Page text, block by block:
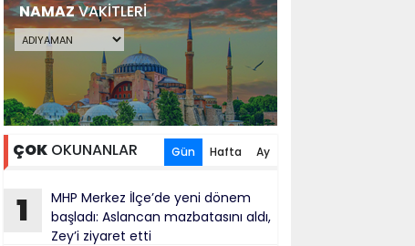
NAMAZVAKİTLERİ
ÇOKOKUNANLAR Gün Hafta Ay
1
MHP Merkez İlçe’de yeni dönem
başladı: Aslancan mazbatasını aldı,
Zey’i ziyaret etti